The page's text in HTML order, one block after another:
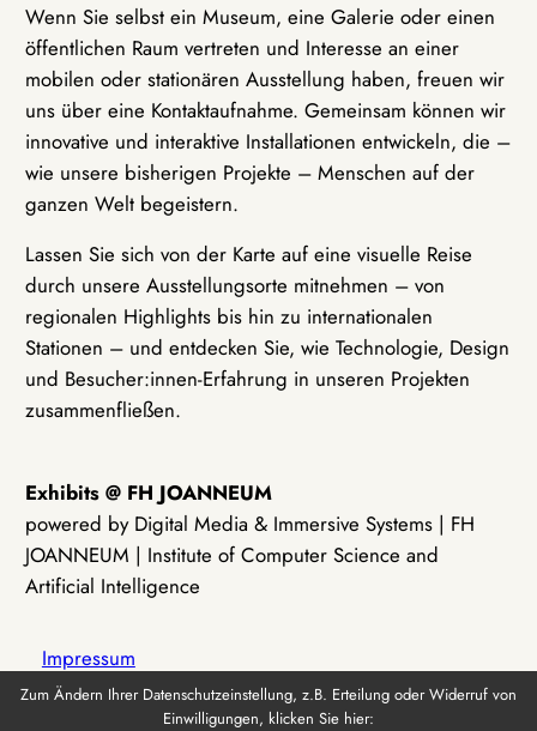
Wenn Sie selbst ein Museum, eine Galerie oder einen
öffentlichen Raum vertreten und Interesse an einer
mobilen oder stationären Ausstellung haben, freuen wir
uns über eine Kontaktaufnahme. Gemeinsam können wir
innovative und interaktive Installationen entwickeln, die –
wie unsere bisherigen Projekte – Menschen auf der
ganzen Welt begeistern.
Lassen Sie sich von der Karte auf eine visuelle Reise
durch unsere Ausstellungsorte mitnehmen – von
regionalen Highlights bis hin zu internationalen
Stationen – und entdecken Sie, wie Technologie, Design
und Besucher:innen-Erfahrung in unseren Projekten
zusammenfließen.
Exhibits @ FH JOANNEUM
powered by Digital Media & Immersive Systems | FH
JOANNEUM | Institute of Computer Science and
Artificial Intelligence
Impressum
Zum Ändern Ihrer Datenschutzeinstellung, z.B. Erteilung oder Widerruf von
Einwilligungen, klicken Sie hier: